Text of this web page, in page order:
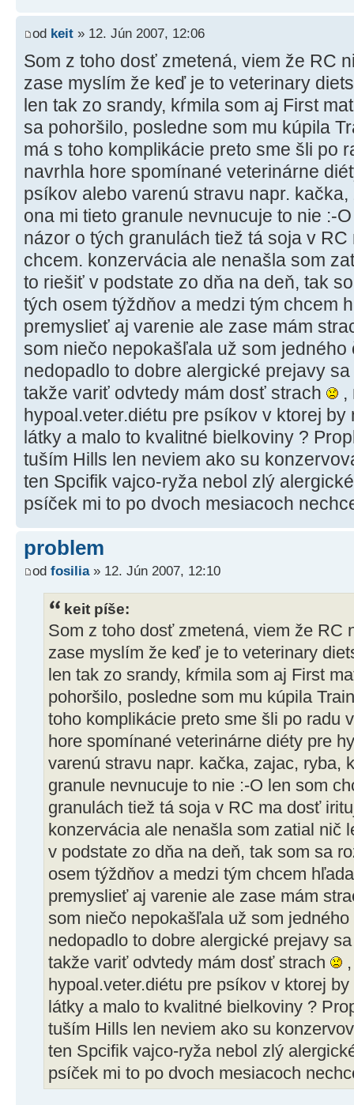
od keit » 12. Jún 2007, 12:06
Som z toho dosť zmetená, viem že RC
zase myslím že keď je to veterinary
len tak zo srandy, kŕmila som aj First
sa pohoršilo, posledne som mu kúpila
má s toho komplikácie preto sme šli po
navrhla hore spomínané veterinárne
psíkov alebo varenú stravu napr.
ona mi tieto granule nevnucuje to nie :-
názor o tých granulách tiež tá soja v
chcem. konzervácia ale nenašla som
to riešiť v podstate zo dňa na deň, tak
tých osem týždňov a medzi tým chcem
premyslieť aj varenie ale zase mám
som niečo nepokašľala už som
nedopadlo to dobre alergické prejavy
takže variť odvtedy mám dosť strach
,
hypoal.veter.diétu pre psíkov v ktorej
látky a malo to kvalitné bielkoviny ?
tuším Hills len neviem ako su
ten Spcifik vajco-ryža nebol zlý
psíček mi to po dvoch mesiacoch
problem
od fosilia» 12. Jún 2007, 12:10
keit píše:
Som z toho dosť zmetená, viem že RC
zase myslím že keď je to veterinary
len tak zo srandy, kŕmila som aj First
pohoršilo, posledne som mu kúpila
toho komplikácie preto sme šli po radu
hore spomínané veterinárne diéty pre
varenú stravu napr. kačka, zajac, ryba,
granule nevnucuje to nie :-O len som
granulách tiež tá soja v RC ma dosť
konzervácia ale nenašla som zatial nič
v podstate zo dňa na deň, tak som sa
osem týždňov a medzi tým chcem
premyslieť aj varenie ale zase mám
som niečo nepokašľala už som
nedopadlo to dobre alergické prejavy
takže variť odvtedy mám dosť strach
hypoal.veter.diétu pre psíkov v ktorej
látky a malo to kvalitné bielkoviny ?
tuším Hills len neviem ako su
ten Spcifik vajco-ryža nebol zlý
psíček mi to po dvoch mesiacoch